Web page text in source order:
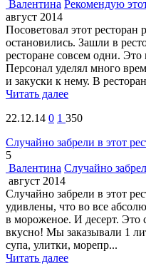
Валентина Рекомендую
август 2014
Посоветовал этот ресторан
остановились. Зашли в
ресторане совсем одни.
Персонал уделял много
и закуски к нему. В
Читать далее
22.12.14 0 1 350
Случайно забрели в этот
5
Валентина Случайно
август 2014
Случайно забрели в этот
удивлены, что во все
в мороженое. И десерт. Это
вкусно! Мы заказывали 1
супа, улитки, морепр...
Читать далее